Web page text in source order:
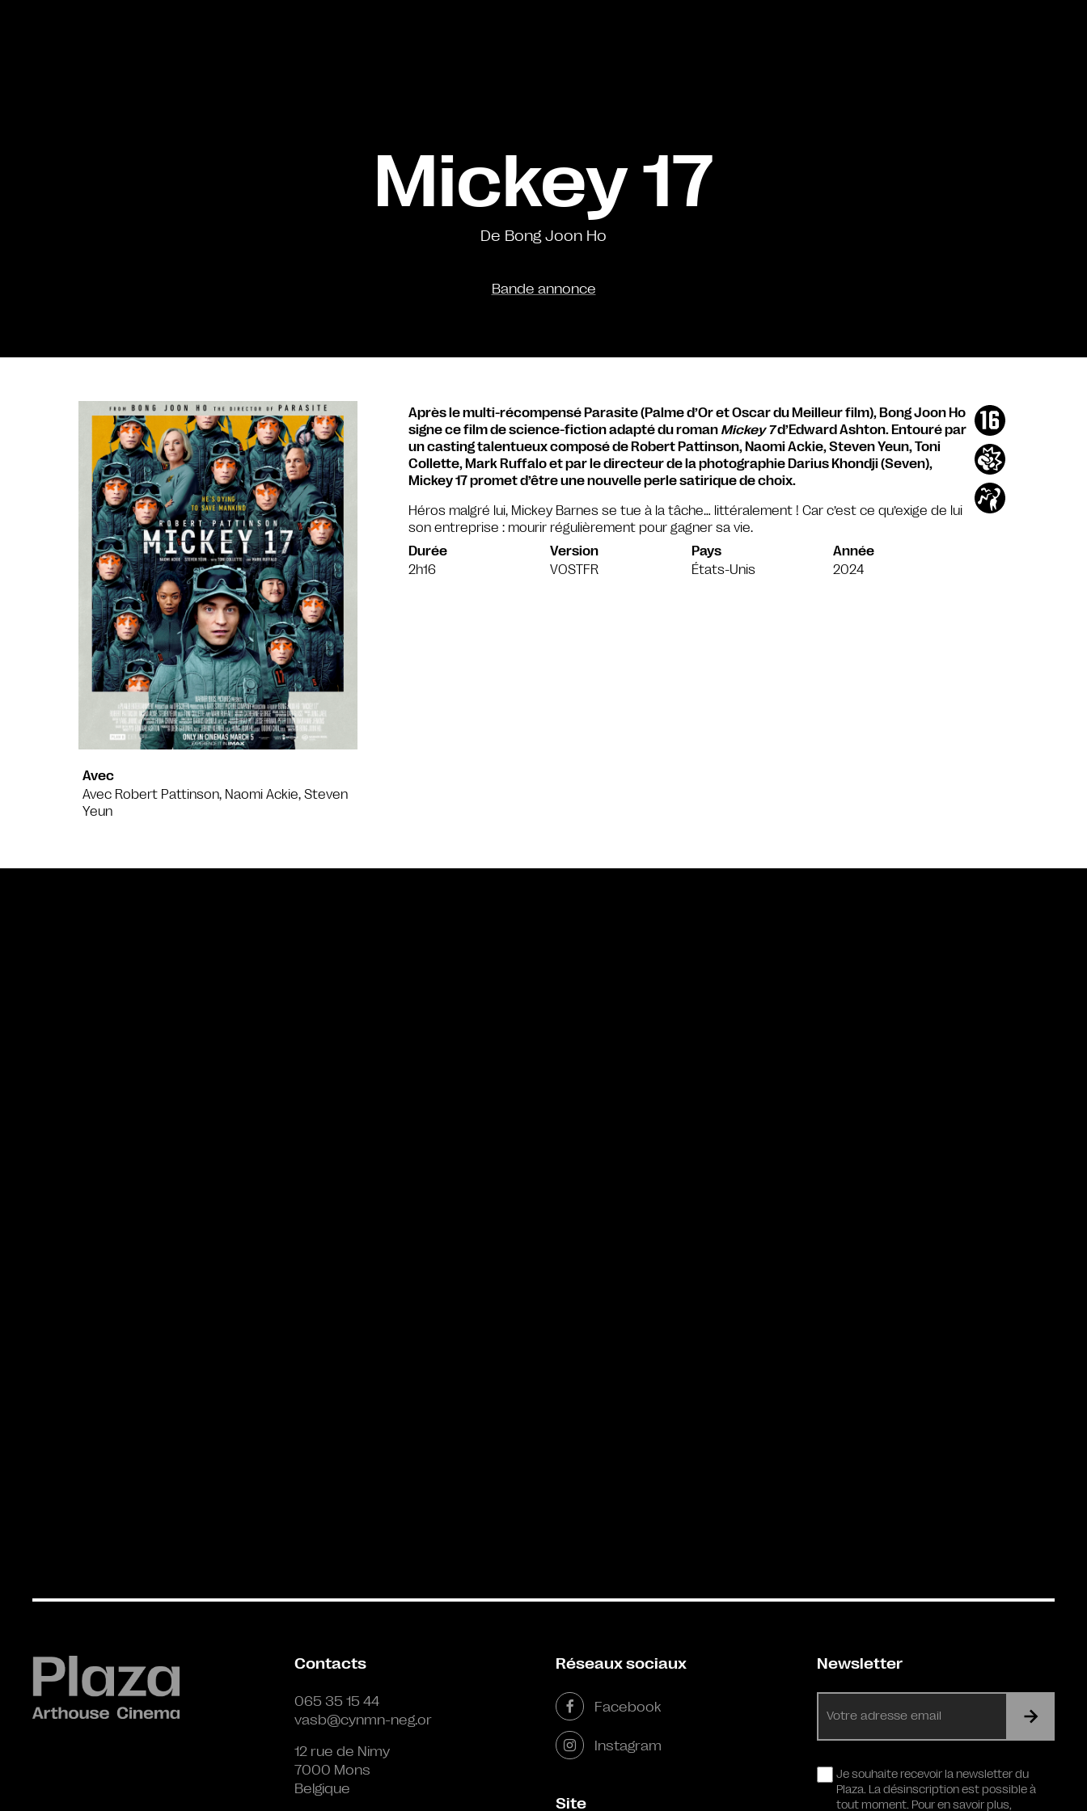
Mickey 17
De Bong Joon Ho
Bande annonce
Avec
Avec Robert Pattinson, Naomi Ackie, Steven
Yeun
Après le multi-récompensé Parasite (Palme d’Or et Oscar du Meilleur film), Bong Joon Ho
signe ce film de science-fiction adapté du romanMickey 7d’Edward Ashton. Entouré par
un casting talentueux composé de Robert Pattinson, Naomi Ackie, Steven Yeun, Toni
Collette, Mark Ruffalo et par le directeur de la photographie Darius Khondji (Seven),
Mickey 17 promet d’être une nouvelle perle satirique de choix.
Héros malgré lui, Mickey Barnes se tue à la tâche… littéralement ! Car c’est ce qu’exige de lui
son entreprise : mourir régulièrement pour gagner sa vie.
Durée
2h16
Version
VOSTFR
Pays
États-Unis
Année
2024
Contacts
065 35 15 44
vasb@cynmn-neg.or
12 rue de Nimy
7000 Mons
Belgique
Réseaux sociaux
Facebook
Instagram
Site
Newsletter
mail
RGPDJe souhaite recevoir la newsletter du
Plaza. La désinscription est possible à
tout moment. Pour en savoir plus,